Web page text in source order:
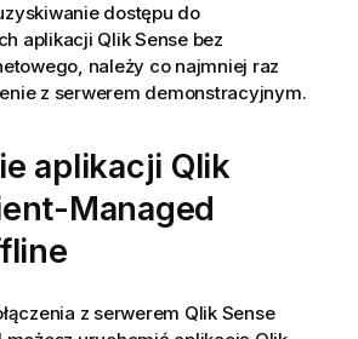
dostępu do
aplikacji Qlik Sensebez
należy co najmniej raz
z serwerem demonstracyjnym.
aplikacji Qlik
Managed
z serwerem Qlik Sense